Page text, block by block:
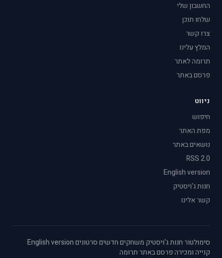
החשבון שלי
שלחו תוכן
צרו קשר
המלץ עלינו
תרומה לאתר
פרסם באתר
ניווט
חיפוש
מפת האתר
נושאים באתר
RSS 2.0
English version
חנות ג'ויסטיק
קשר אלינו
סימולטור·חנות ג'ויסטיק·משחקים חדשים·סרטונים·
English version
·
קנייה ומכירה·פרסם באתר·תרומה